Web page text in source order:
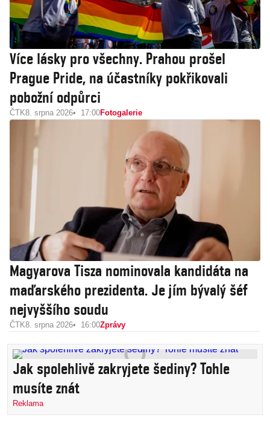
Více lásky pro všechny. Prahou prošel
Prague Pride, na účastníky pokřikovali
pobožní odpůrci
ČTK8. srpna 2026 17:00Fotogalerie
Magyarova Tisza nominovala kandidáta na
maďarského prezidenta. Je jím bývalý šéf
nejvyššího soudu
ČTK8. srpna 2026 16:00Zprávy
Jak spolehlivě zakryjete šediny? Tohle
musíte znát
Reklama